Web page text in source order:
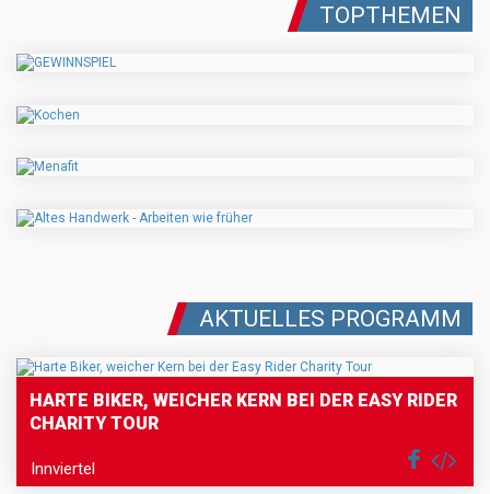
TOPTHEMEN
AKTUELLES PROGRAMM
HARTE BIKER, WEICHER KERN BEI DER EASY RIDER
CHARITY TOUR
Innviertel